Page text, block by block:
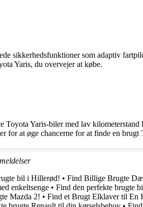
sikkerhedsfunktioner som adaptiv
Yaris, du overvejer at købe.
Yaris-biler med lav
for at øge chancerne for at finde en brugt
bil i Hillerød! • Find Billige Brugte
enkeltsenge • Find den perfekte brugte
Mazda 2! • Find et Brugt Elklaver til En